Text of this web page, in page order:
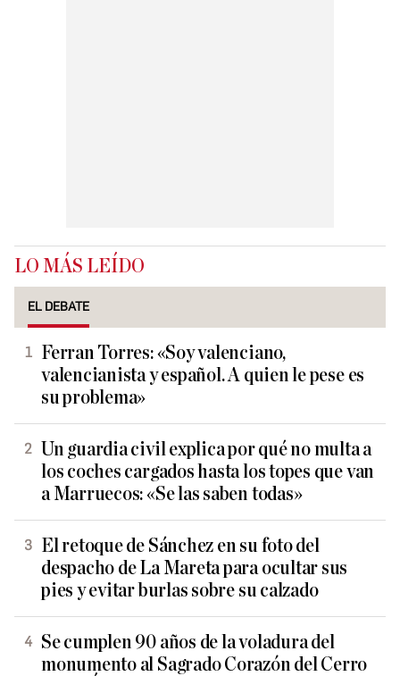
LO MÁS LEÍDO
EL DEBATE
Ferran Torres: «Soy valenciano,
valencianista y español. A quien le pese es
su problema»
Un guardia civil explica por qué no multa a
los coches cargados hasta los topes que van
a Marruecos: «Se las saben todas»
El retoque de Sánchez en su foto del
despacho de La Mareta para ocultar sus
pies y evitar burlas sobre su calzado
Se cumplen 90 años de la voladura del
monumento al Sagrado Corazón del Cerro